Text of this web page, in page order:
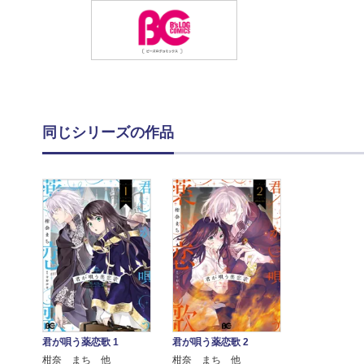
同じシリーズの作品
君が唄う薬恋歌 1
柑奈 まち 他
君が唄う薬恋歌 2
柑奈 まち 他